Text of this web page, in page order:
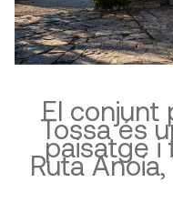
El conjunt
Tossa és
paisatge i
Ruta